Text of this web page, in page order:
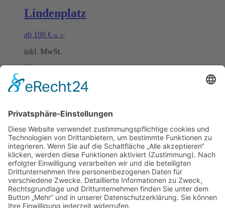
Lindenplatz
ab 198 € n. v.
inkl. MwSt.
Burgunderplatz
ab198€ n. v.
inkl. MwSt.
Öffnungszeiten Büro und Hofladen:
Hofladen:
Montag bis Sonntag von 09:00 – 11:30 Uhr und 14:00 – 18:00 Uhr
Telefonisch erreichen Sie uns:
Montag bis Freitag von 09:00 – 11:30 Uhr